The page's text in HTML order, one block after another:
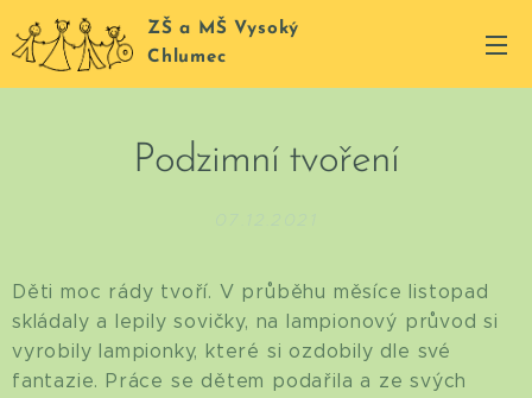
ZŠ a MŠ Vysoký
Chlumec
Podzimní tvoření
Děti moc rády tvoří. V průběhu měsíce listopad
skládaly a lepily sovičky, na lampionový průvod si
vyrobily lampionky, které si ozdobily dle své
fantazie. Práce se dětem podařila a ze svých